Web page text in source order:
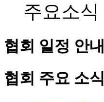
주요소식
협회 일정 안내
협회 주요 소식